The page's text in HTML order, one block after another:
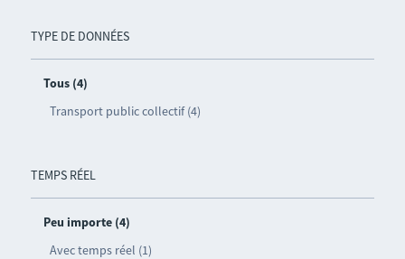
TYPE DE DONNÉES
Tous (4)
Transport public collectif (4)
TEMPS RÉEL
Peu importe (4)
Avec temps réel (1)